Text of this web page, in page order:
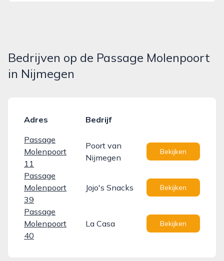
Bedrijven op de Passage Molenpoort
in Nijmegen
Adres
Bedrijf
Passage
Molenpoort
11
Poort van
Nijmegen
Bekijken
Passage
Molenpoort
39
Jojo's Snacks Bekijken
Passage
Molenpoort
40
La Casa Bekijken